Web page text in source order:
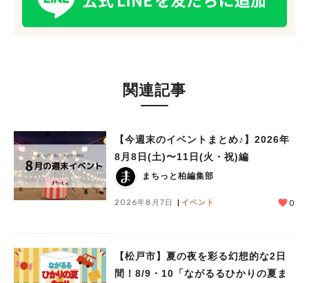
関連記事
【今週末のイベントまとめ♪】2026年
8月8日(土)〜11日(火・祝)編
まちっと柏編集部
2026年8月7日 イベント 0
【松戸市】夏の夜を彩る幻想的な2日
間！8/9・10「ながるるひかりの夏ま
#教えたい／教えて投稿記事